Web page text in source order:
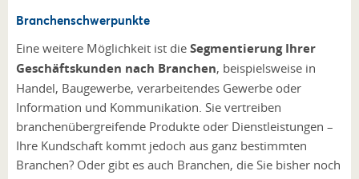
Branchenschwerpunkte
Eine weitere Möglichkeit ist die Segmentierung Ihrer
Geschäftskunden nach Branchen, beispielsweise in
Handel, Baugewerbe, verarbeitendes Gewerbe oder
Information und Kommunikation. Sie vertreiben
branchenübergreifende Produkte oder Dienstleistungen –
Ihre Kundschaft kommt jedoch aus ganz bestimmten
Branchen? Oder gibt es auch Branchen, die Sie bisher noch